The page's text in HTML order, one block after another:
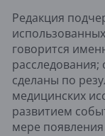
Редакция
говорится
сделаны по
медицинских
развитием
мере